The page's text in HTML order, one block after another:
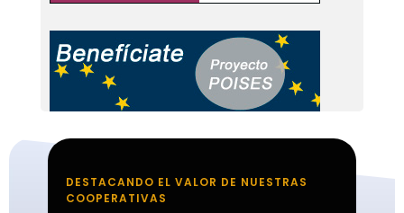
DESTACANDO EL VALOR DE NUESTRAS
COOPERATIVAS